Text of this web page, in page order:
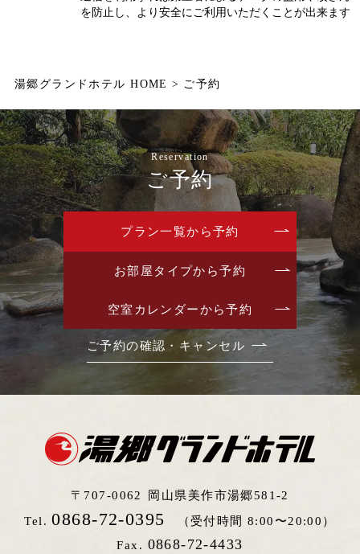
を防止し、より安全にご利用いただくことが出来ます
湯郷グランドホテル HOME ご予約
Reservation
ご予約
プラン一覧から予約
お部屋タイプから予約
空室カレンダーから予約
ご予約の確認・キャンセル
〒707-0062
岡山県美作市湯郷581-2
Tel.0868-72-0395
（受付時間 8:00〜20:00）
Fax. 0868-72-4433